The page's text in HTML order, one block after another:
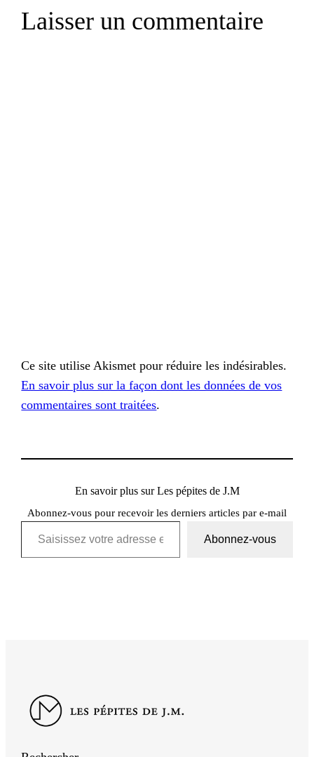
Laisser un commentaire
Ce site utilise Akismet pour réduire les indésirables.
En savoir plus sur la façon dont les données de vos
commentaires sont traitées.
En savoir plus sur Les pépites de J.M
Abonnez-vous pour recevoir les derniers articles par e-mail
Saisissez votre adresse e-mail…
Abonnez-vous